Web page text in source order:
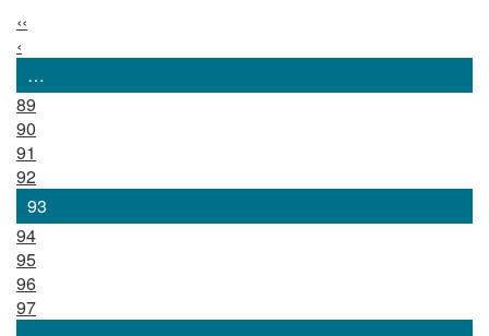
‹‹
‹
…
89
90
91
92
93
94
95
96
97